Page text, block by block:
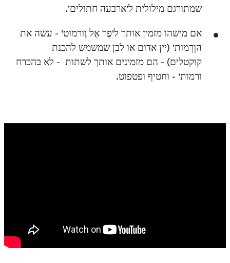
שמתורגם מילולית ל'ארבעה חתולים'.
אם מישהו מזמין אותך ל'פֶר אֶל וֶורמוּט' - עשה את
הוֶרְמוּת' (יין אדום או לבן שמשמש להכנת
קוקטלים) - הם מזמינים אותך לשתות - לא בהכרח
ורמות' - וחטיף ופטפוט.